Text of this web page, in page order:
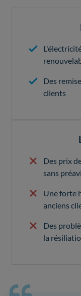
Des
clients
Des prix
sans
Une forte
anciens
Des
la